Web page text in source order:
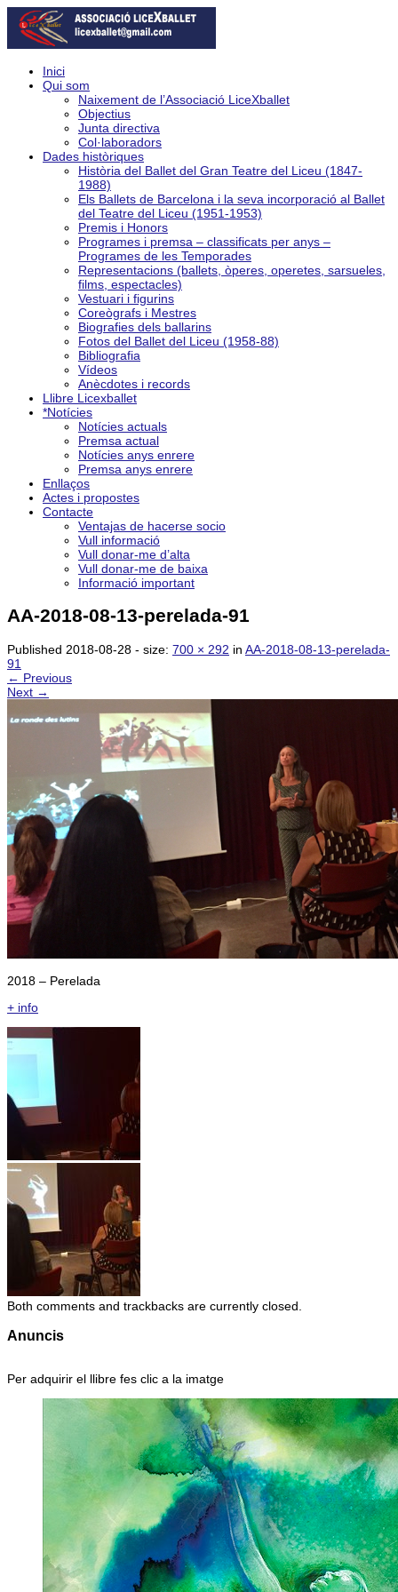
Inici
Qui som
Naixement de l’Associació LiceXballet
Objectius
Junta directiva
Col·laboradors
Dades històriques
Història del Ballet del Gran Teatre del Liceu (1847-
1988)
Els Ballets de Barcelona i la seva incorporació al Ballet
del Teatre del Liceu (1951-1953)
Premis i Honors
Programes i premsa – classificats per anys –
Programes de les Temporades
Representacions (ballets, òperes, operetes, sarsueles,
films, espectacles)
Vestuari i figurins
Coreògrafs i Mestres
Biografies dels ballarins
Fotos del Ballet del Liceu (1958-88)
Bibliografia
Vídeos
Anècdotes i records
Llibre Licexballet
*Notícies
Notícies actuals
Premsa actual
Notícies anys enrere
Premsa anys enrere
Enllaços
Actes i propostes
Contacte
Ventajas de hacerse socio
Vull informació
Vull donar-me d’alta
Vull donar-me de baixa
Informació important
AA-2018-08-13-perelada-91
Published 2018-08-28 - size: 700 × 292 in AA-2018-08-13-perelada-
91
← Previous
Next →
2018 – Perelada
+ info
Both comments and trackbacks are currently closed.
Anuncis
Per adquirir el llibre fes clic a la imatge